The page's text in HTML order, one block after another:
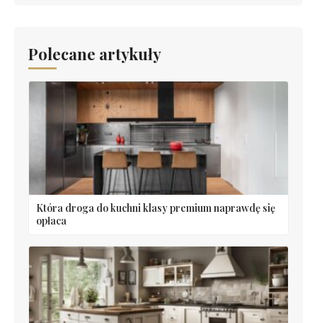
Polecane artykuły
Która droga do kuchni klasy premium naprawdę się
opłaca